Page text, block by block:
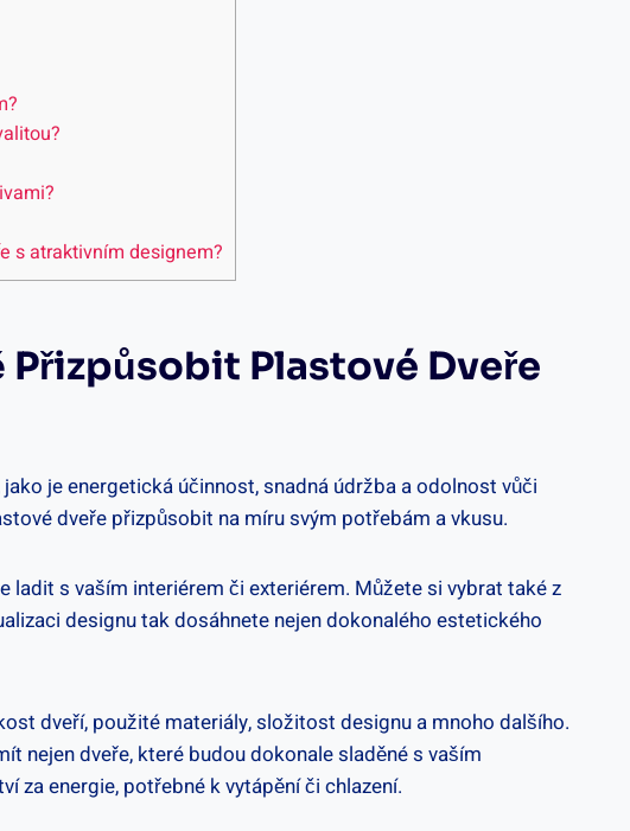
s atraktivním designem?
Plastové Dveře
je energetická účinnost, snadná údržba a odolnost vůči
dveře přizpůsobit na míru svým potřebám a vkusu.
ladit s vaším interiérem či exteriérem. Můžete si vybrat také z
designu tak dosáhnete nejen dokonalého estetického
dveří, použité materiály, složitost designu a mnoho dalšího.
nejen dveře, které budou dokonale sladěné s vaším
za energie, potřebné k vytápění či chlazení.